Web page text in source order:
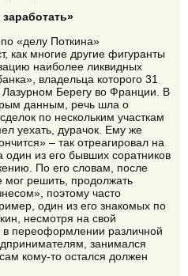
«делу Поткина»
как многие другие фигуранты
наиболее ликвидных
владельца которого 31
Берегу во Франции. В
данным, речь шла о
по нескольким участкам
уехать, дурачок. Ему же
– так отреагировал на
один из его бывших соратников
По его словам, после
мог решить, продолжать
поэтому часто
один из его знакомых по
несмотря на свой
переоформлении различной
занимался
кому-то остался должен